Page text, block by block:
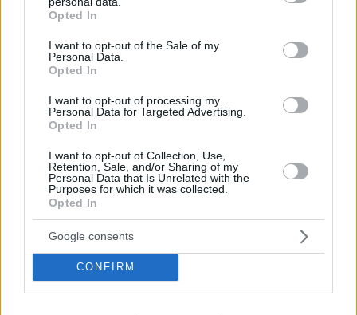
grant or deny consent to Google and its third-party tags to
use your data for below specified purposes in below Google
consent section.
Opted In
I want to opt-out of the Sale of my
Personal Data.
Opted In
I want to opt-out of processing my
Personal Data for Targeted Advertising.
Opted In
I want to opt-out of Collection, Use,
Retention, Sale, and/or Sharing of my
Personal Data that Is Unrelated with the
Purposes for which it was collected.
Opted In
Google consents
CONFIRM